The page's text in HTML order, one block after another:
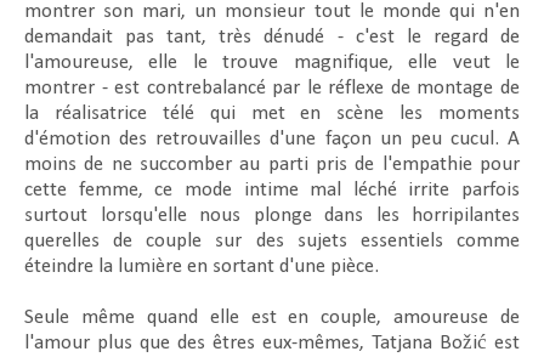
montrer son mari, un monsieur tout le monde qui n'en
demandait pas tant, très dénudé - c'est le regard de
l'amoureuse, elle le trouve magnifique, elle veut le
montrer - est contrebalancé par le réflexe de montage de
la réalisatrice télé qui met en scène les moments
d'émotion des retrouvailles d'une façon un peu cucul. A
moins de ne succomber au parti pris de l'empathie pour
cette femme, ce mode intime mal léché irrite parfois
surtout lorsqu'elle nous plonge dans les horripilantes
querelles de couple sur des sujets essentiels comme
éteindre la lumière en sortant d'une pièce.
Seule même quand elle est en couple, amoureuse de
l'amour plus que des êtres eux-mêmes, Tatjana Božić est